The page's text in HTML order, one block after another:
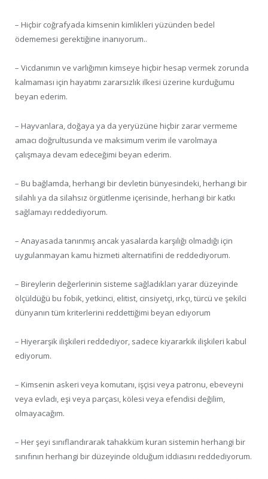
– Hiçbir coğrafyada kimsenin kimlikleri yüzünden bedel
ödememesi gerektiğine inanıyorum..
– Vicdanımın ve varlığımın kimseye hiçbir hesap vermek zorunda
kalmaması için hayatımı zararsızlık ilkesi üzerine kurduğumu
beyan ederim.
– Hayvanlara, doğaya ya da yeryüzüne hiçbir zarar vermeme
amacı doğrultusunda ve maksimum verim ile varolmaya
çalışmaya devam edeceğimi beyan ederim.
– Bu bağlamda, herhangi bir devletin bünyesindeki, herhangi bir
silahlı ya da silahsız örgütlenme içerisinde, herhangi bir katkı
sağlamayı reddediyorum.
– Anayasada tanınmış ancak yasalarda karşılığı olmadığı için
uygulanmayan kamu hizmeti alternatifini de reddediyorum.
– Bireylerin değerlerinin sisteme sağladıkları yarar düzeyinde
ölçüldüğü bu fobik, yetkinci, elitist, cinsiyetçi, ırkçı, türcü ve şekilci
dünyanın tüm kriterlerini reddettiğimi beyan ediyorum
– Hiyerarşik ilişkileri reddediyor, sadece kiyararkik ilişkileri kabul
ediyorum.
– Kimsenin askeri veya komutanı, işçisi veya patronu, ebeveyni
veya evladı, eşi veya parçası, kölesi veya efendisi değilim,
olmayacağım.
– Her şeyi sınıflandırarak tahakküm kuran sistemin herhangi bir
sınıfının herhangi bir düzeyinde olduğum iddiasını reddediyorum.